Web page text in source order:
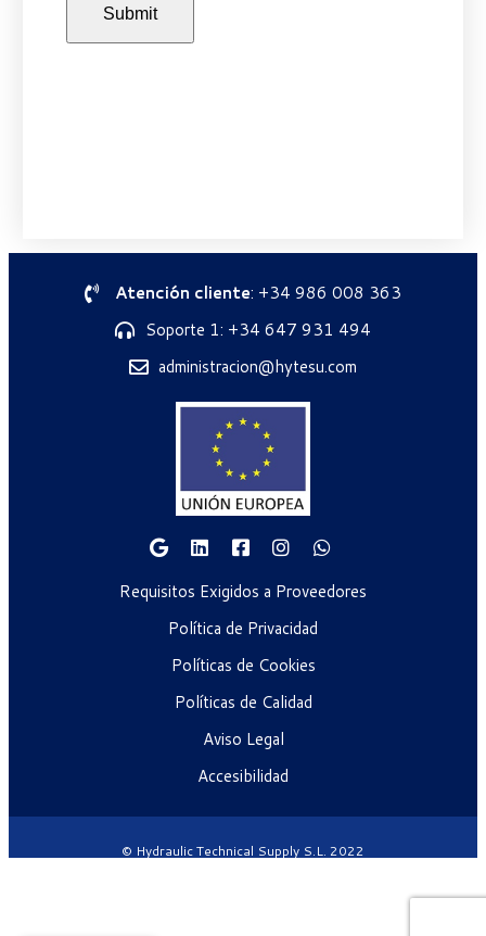
Atención cliente: +34 986 008 363
Soporte 1: +34 647 931 494
administracion@hytesu.com
Requisitos Exigidos a Proveedores
Política de Privacidad
Políticas de Cookies
Políticas de Calidad
Aviso Legal
Accesibilidad
© Hydraulic Technical Supply S.L. 2022